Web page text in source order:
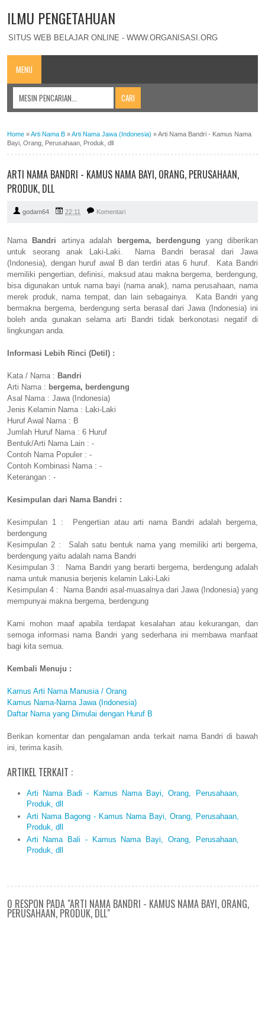
ILMU PENGETAHUAN
SITUS WEB BELAJAR ONLINE - WWW.ORGANISASI.ORG
MENU
Home »Arti Nama B »Arti Nama Jawa (Indonesia) »Arti Nama Bandri - Kamus Nama
Bayi, Orang, Perusahaan, Produk, dll
ARTI NAMA BANDRI - KAMUS NAMA BAYI, ORANG, PERUSAHAAN,
PRODUK, DLL
godam64 22:11 Komentari
Nama Bandri artinya adalah bergema, berdengung yang diberikan
untuk seorang anak Laki-Laki. Nama Bandri berasal dari Jawa
(Indonesia), dengan huruf awal B dan terdiri atas 6 huruf. Kata Bandri
memiliki pengertian, definisi, maksud atau makna bergema, berdengung,
bisa digunakan untuk nama bayi (nama anak), nama perusahaan, nama
merek produk, nama tempat, dan lain sebagainya. Kata Bandri yang
bermakna bergema, berdengung serta berasal dari Jawa (Indonesia) ini
boleh anda gunakan selama arti Bandri tidak berkonotasi negatif di
lingkungan anda.
Informasi Lebih Rinci (Detil) :
Kata / Nama : Bandri
Arti Nama : bergema, berdengung
Asal Nama : Jawa (Indonesia)
Jenis Kelamin Nama : Laki-Laki
Huruf Awal Nama : B
Jumlah Huruf Nama : 6 Huruf
Bentuk/Arti Nama Lain : -
Contoh Nama Populer : -
Contoh Kombinasi Nama : -
Keterangan : -
Kesimpulan dari Nama Bandri :
Kesimpulan 1 : Pengertian atau arti nama Bandri adalah bergema,
berdengung
Kesimpulan 2 : Salah satu bentuk nama yang memiliki arti bergema,
berdengung yaitu adalah nama Bandri
Kesimpulan 3 : Nama Bandri yang berarti bergema, berdengung adalah
nama untuk manusia berjenis kelamin Laki-Laki
Kesimpulan 4 : Nama Bandri asal-muasalnya dari Jawa (Indonesia) yang
mempunyai makna bergema, berdengung
Kami mohon maaf apabila terdapat kesalahan atau kekurangan, dan
semoga informasi nama Bandri yang sederhana ini membawa manfaat
bagi kita semua.
Kembali Menuju :
Kamus Arti Nama Manusia / Orang
Kamus Nama-Nama Jawa (Indonesia)
Daftar Nama yang Dimulai dengan Huruf B
Berikan komentar dan pengalaman anda terkait nama Bandri di bawah
ini, terima kasih.
ARTIKEL TERKAIT :
Arti Nama Badi - Kamus Nama Bayi, Orang, Perusahaan,
Produk, dll
Arti Nama Bagong - Kamus Nama Bayi, Orang, Perusahaan,
Produk, dll
Arti Nama Bali - Kamus Nama Bayi, Orang, Perusahaan,
Produk, dll
0 RESPON PADA "ARTI NAMA BANDRI - KAMUS NAMA BAYI, ORANG,
PERUSAHAAN, PRODUK, DLL"